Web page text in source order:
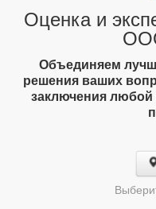
Оценка и
Объединяем
решения ваших
заключения любой